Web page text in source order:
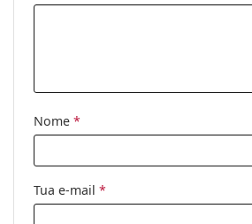
Accessori
Custodia:
pulizia:
Altro
Nome *
Tua e-mail *